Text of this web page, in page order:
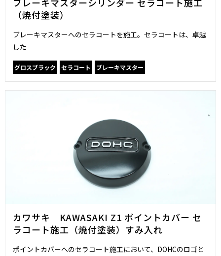
ブレーキマスターシリンダー セラコート施工
（焼付塗装）
ブレーキマスターへのセラコートを施工。セラコートは、卓越
した
グロスブラック セラコート ブレーキマスター
カワサキ｜KAWASAKI Z1 ポイントカバー セ
ラコート施工（焼付塗装）すみ入れ
ポイントカバーへのセラコート施工において、DOHCのロゴと